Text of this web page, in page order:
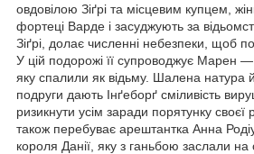
овдовілою Зіґрі та місцевим купцем,
фортеці Варде і засуджують за
Зіґрі, долає численні небезпеки, щоб
У цій подорожі її супроводжує Марен —
яку спалили як відьму. Шалена натура
подруги дають Інґеборґ сміливість
ризикнути усім заради порятунку
також перебуває арештантка Анна
короля Данії, яку з ганьбою заслали